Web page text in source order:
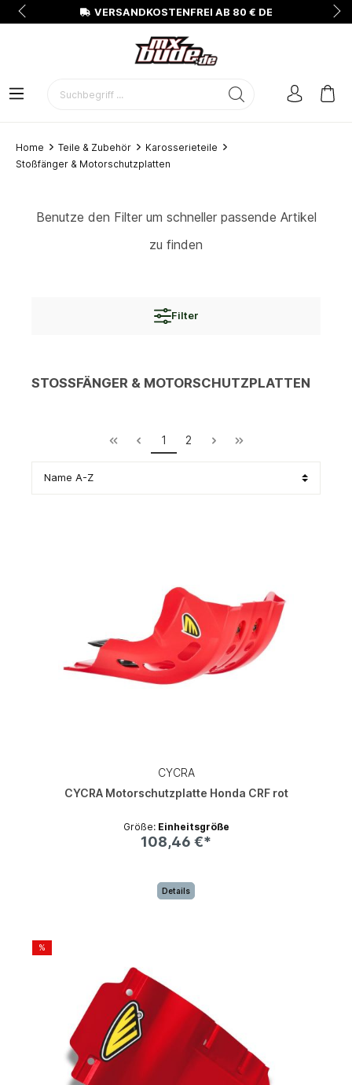
VERSANDKOSTENFREI AB 80 € DE
Home Teile & Zubehör
Karosserieteile
Stoßfänger & Motorschutzplatten
Benutze den Filter um schneller passende Artikel
zu finden
Filter
STOSSFÄNGER & MOTORSCHUTZPLATTEN
1 2
CYCRA
CYCRA Motorschutzplatte Honda CRF rot
Größe: Einheitsgröße
108,46 €*
Details
%